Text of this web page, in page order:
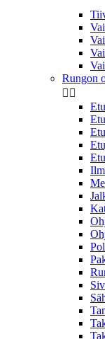
Rungon
 